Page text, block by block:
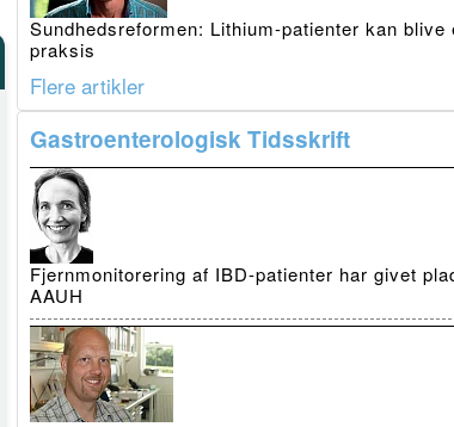
Sundhedsreformen: Lithium-patienter kan blive
praksis
Flere artikler
Gastroenterologisk Tidsskrift
Fjernmonitorering af IBD-patienter har givet
AAUH